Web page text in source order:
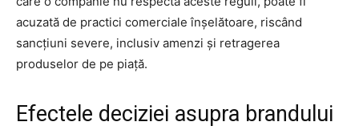
acuzată de practici comerciale înșelătoare, riscând
sancțiuni severe, inclusiv amenzi și retragerea
produselor de pe piață.
Efectele deciziei asupra brandului